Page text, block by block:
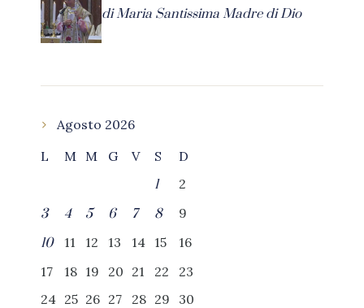
di Maria Santissima Madre di Dio
Agosto 2026
L
M M G V S
D
1
2
3
4 5 6 7 8
9
10
11 12 13 14 15
16
17
18 19 20 21 22
23
24 25 26 27 28 29
30